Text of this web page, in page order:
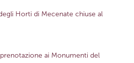
Horti di Mecenate chiuse al
ai Monumenti del